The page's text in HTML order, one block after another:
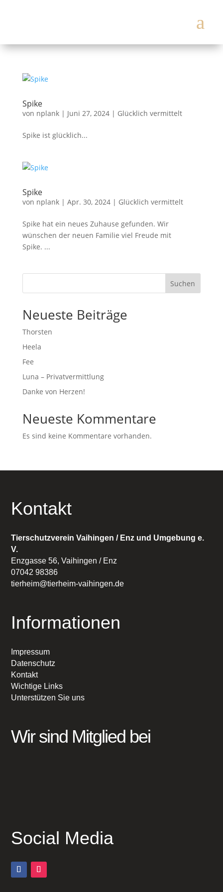
a
Spike
von nplank| Juni 27, 2024| Glücklich vermittelt
Spike ist glücklich...
Spike
von nplank| Apr. 30, 2024| Glücklich vermittelt
Spike hat ein neues Zuhause gefunden. Wir
wünschen der neuen Familie viel Freude mit
Spike. ...
Suchen
Neueste Beiträge
Thorsten
Heela
Fee
Luna – Privatvermittlung
Danke von Herzen!
Neueste Kommentare
Es sind keine Kommentare vorhanden.
Kontakt
Tierschutzverein Vaihingen / Enz und Umgebung e.
V.
Enzgasse 56, Vaihingen / Enz
07042 98386
tierheim@tierheim-vaihingen.de
Informationen
Impressum
Datenschutz
Kontakt
Wichtige Links
Unterstützen Sie uns
Wir sind Mitglied bei
Social Media